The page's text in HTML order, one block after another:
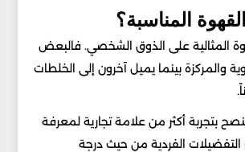
المناسبة؟
المثالية على الذوق الشخصي. فالبعض
والمركزة بينما يميل آخرون إلى الخلطات
بتجربة أكثر من علامة تجارية لمعرفة
التفضيلات الفردية من حيث درجة